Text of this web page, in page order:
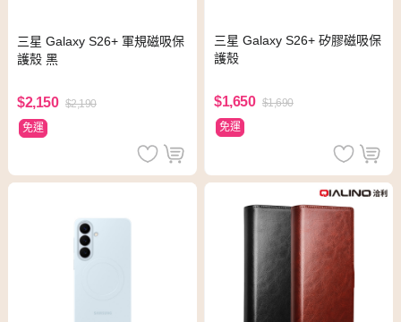
三星 Galaxy S26+ 軍規磁吸保
護殼 黑
$2,150 $2,190
免運
三星 Galaxy S26+ 矽膠磁吸保
護殼
$1,650 $1,690
免運